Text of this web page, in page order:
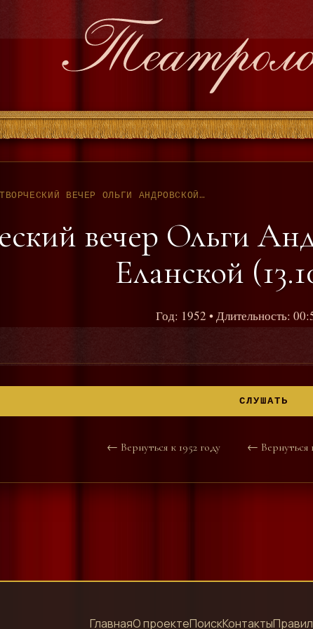
ТВОРЧЕСКИЙ ВЕЧЕР ОЛЬГИ АНДРОВСКОЙ И КЛАВДИИ ЕЛАНСКОЙ (13.10.52Г)
вечер Ольги
Еланской
Год: 1952 • Длительность:
СЛУШАТЬ
← Вернуться к 1952 году ← Вернуться
ГлавнаяО проектеПоискКонтакты